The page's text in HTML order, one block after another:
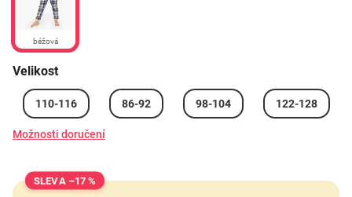
béžová
Velikost
110-116 86-92 98-104 122-128
Možnosti doručení
–17 %